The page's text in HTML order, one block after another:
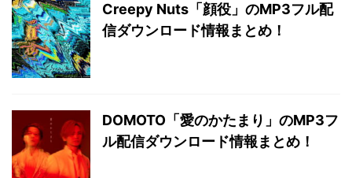
Creepy Nuts「顔役」のMP3フル配
信ダウンロード情報まとめ！
DOMOTO「愛のかたまり」のMP3フ
ル配信ダウンロード情報まとめ！